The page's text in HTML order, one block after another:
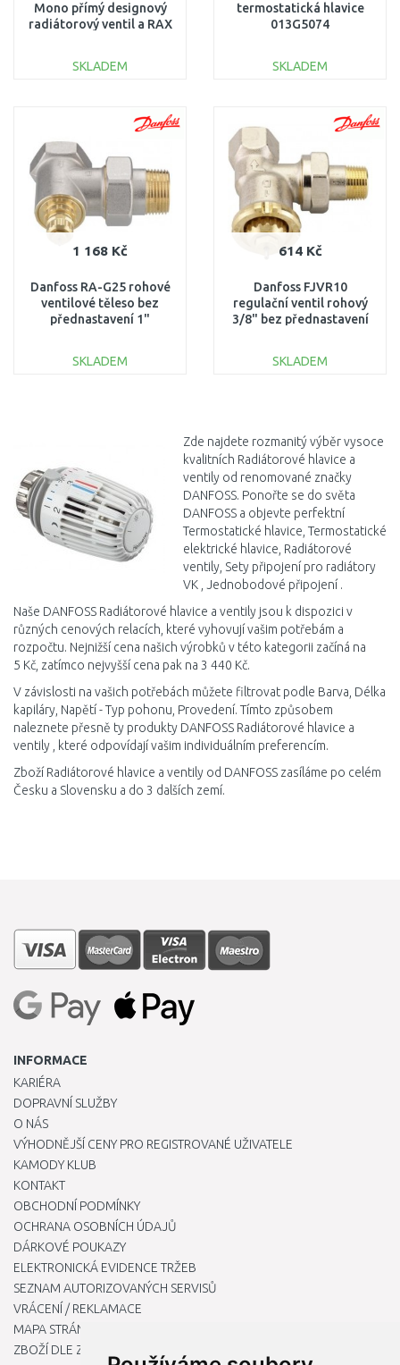
Mono přímý designový
radiátorový ventil a RAX
SKLADEM
termostatická hlavice
013G5074
SKLADEM
1 168 Kč
Danfoss RA-G25 rohové
ventilové těleso bez
přednastavení 1"
SKLADEM
614 Kč
Danfoss FJVR10
regulační ventil rohový
3/8" bez přednastavení
SKLADEM
Zde najdete rozmanitý výběr vysoce
kvalitních Radiátorové hlavice a
ventily od renomované značky
DANFOSS. Ponořte se do světa
DANFOSS a objevte perfektní
Termostatické hlavice, Termostatické
elektrické hlavice, Radiátorové
ventily, Sety připojení pro radiátory
VK , Jednobodové připojení .
Naše DANFOSS Radiátorové hlavice a ventily jsou k dispozici v
různých cenových relacích, které vyhovují vašim potřebám a
rozpočtu. Nejnižší cena našich výrobků v této kategorii začíná na
5 Kč, zatímco nejvyšší cena pak na 3 440 Kč.
V závislosti na vašich potřebách můžete filtrovat podle Barva, Délka
kapiláry, Napětí - Typ pohonu, Provedení. Tímto způsobem
naleznete přesně ty produkty DANFOSS Radiátorové hlavice a
ventily , které odpovídají vašim individuálním preferencím.
Zboží Radiátorové hlavice a ventily od DANFOSS zasíláme po celém
Česku a Slovensku a do 3 dalších zemí.
INFORMACE
KARIÉRA
DOPRAVNÍ SLUŽBY
O NÁS
VÝHODNĚJŠÍ CENY PRO REGISTROVANÉ UŽIVATELE
KAMODY KLUB
KONTAKT
OBCHODNÍ PODMÍNKY
OCHRANA OSOBNÍCH ÚDAJŮ
DÁRKOVÉ POUKAZY
ELEKTRONICKÁ EVIDENCE TRŽEB
SEZNAM AUTORIZOVANÝCH SERVISŮ
VRÁCENÍ / REKLAMACE
MAPA STRÁNKY
ZBOŽÍ DLE ZNAČEK